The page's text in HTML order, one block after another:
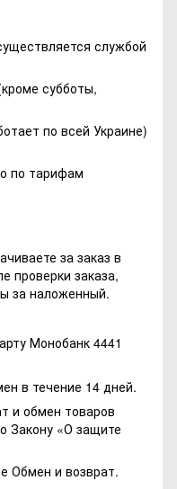
службой
субботы,
по всей Украине)
по тарифам
за заказ в
проверки заказа,
за наложенный.
Монобанк 4441
в течение 14 дней.
и обмен товаров
Закону «О защите
Обмен и возврат.